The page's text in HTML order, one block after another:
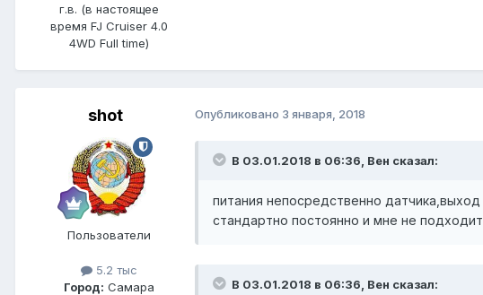
г.в. (в настоящее
время FJ Cruiser 4.0
4WD Full time)
shot
Пользователи
5.2 тыс
Город: Самара
Опубликовано 3 января, 2018
В 03.01.2018 в 06:36, Вен сказал:
питания непосредственно
стандартно постоянно и мне не
В 03.01.2018 в 06:36, Вен сказал: